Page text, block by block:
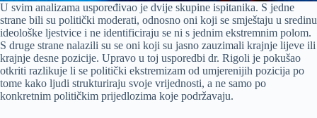
U svim analizama uspoređivao je dvije skupine ispitanika. S jedne
strane bili su politički moderati, odnosno oni koji se smještaju u sredinu
ideološke ljestvice i ne identificiraju se ni s jednim ekstremnim polom.
S druge strane nalazili su se oni koji su jasno zauzimali krajnje lijeve ili
krajnje desne pozicije. Upravo u toj usporedbi dr. Rigoli je pokušao
otkriti razlikuje li se politički ekstremizam od umjerenijih pozicija po
tome kako ljudi strukturiraju svoje vrijednosti, a ne samo po
konkretnim političkim prijedlozima koje podržavaju.